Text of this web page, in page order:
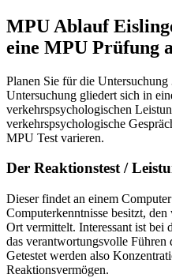
MPU Ablauf
eine MPU Prüfung
Planen Sie für die
Untersuchung gliedert sich in
verkehrspsychologischen
verkehrspsychologische
MPU Test varieren.
Der Reaktionstest /
Dieser findet an einem
Computerkenntnisse besitzt,
Ort vermittelt. Interessant ist
das verantwortungsvolle Führen
Getestet werden also
Reaktionsvermögen.